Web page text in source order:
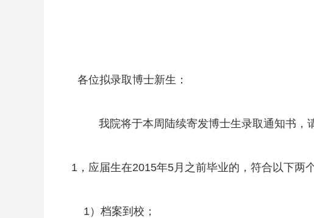
各位拟录取博士新生：
我院将于本周陆续寄发博士生录取通知书 ，
1，应届生在2015年5月之前毕业的，符合以下两
1）档案到校；